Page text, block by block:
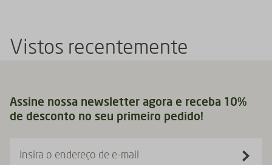
Vistos recentemente
Assine nossa newsletter agora e receba 10%
de desconto no seu primeiro pedido!
Insira o endereço de e-mail